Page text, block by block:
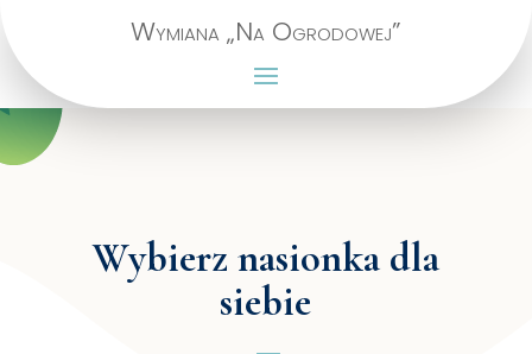
Wymiana „Na Ogrodowej”
Wybierz nasionka dla
siebie